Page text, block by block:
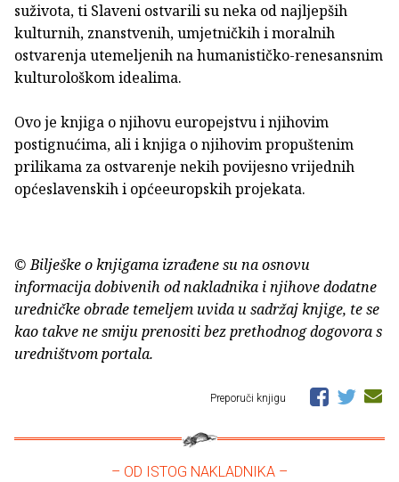
suživota, ti Slaveni ostvarili su neka od najljepših
kulturnih, znanstvenih, umjetničkih i moralnih
ostvarenja utemeljenih na humanističko-renesansnim
kulturološkom idealima.
Ovo je knjiga o njihovu europejstvu i njihovim
postignućima, ali i knjiga o njihovim propuštenim
prilikama za ostvarenje nekih povijesno vrijednih
općeslavenskih i općeeuropskih projekata.
© Bilješke o knjigama izrađene su na osnovu
informacija dobivenih od nakladnika i njihove dodatne
uredničke obrade temeljem uvida u sadržaj knjige, te se
kao takve ne smiju prenositi bez prethodnog dogovora s
uredništvom portala.
Preporuči knjigu
– OD ISTOG NAKLADNIKA –